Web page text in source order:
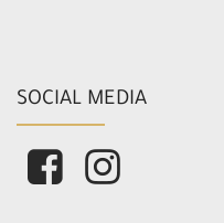
SOCIAL MEDIA